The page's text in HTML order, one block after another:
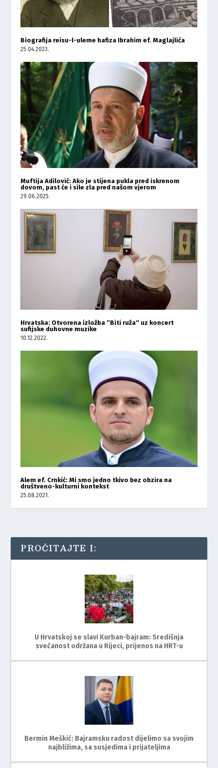
Biografija reisu-l-uleme hafiza Ibrahim ef. Maglajlića
25.04.2023.
Muftija Adilović: Ako je stijena pukla pred iskrenom
dovom, past će i sile zla pred našom vjerom
29.06.2025.
Hrvatska: Otvorena izložba “Biti ruža“ uz koncert
sufijske duhovne muzike
10.12.2022.
Alem ef. Crnkić: Mi smo jedno tkivo bez obzira na
društveno-kulturni kontekst
25.08.2021.
PROČITAJTE I:
U Hrvatskoj se slavi Kurban-bajram: Središnja
svečanost održana u Rijeci, prijenos na HRT-u
Bermin Meškić: Bajramsku radost dijelimo sa svojim
najbližima, sa susjedima i prijateljima